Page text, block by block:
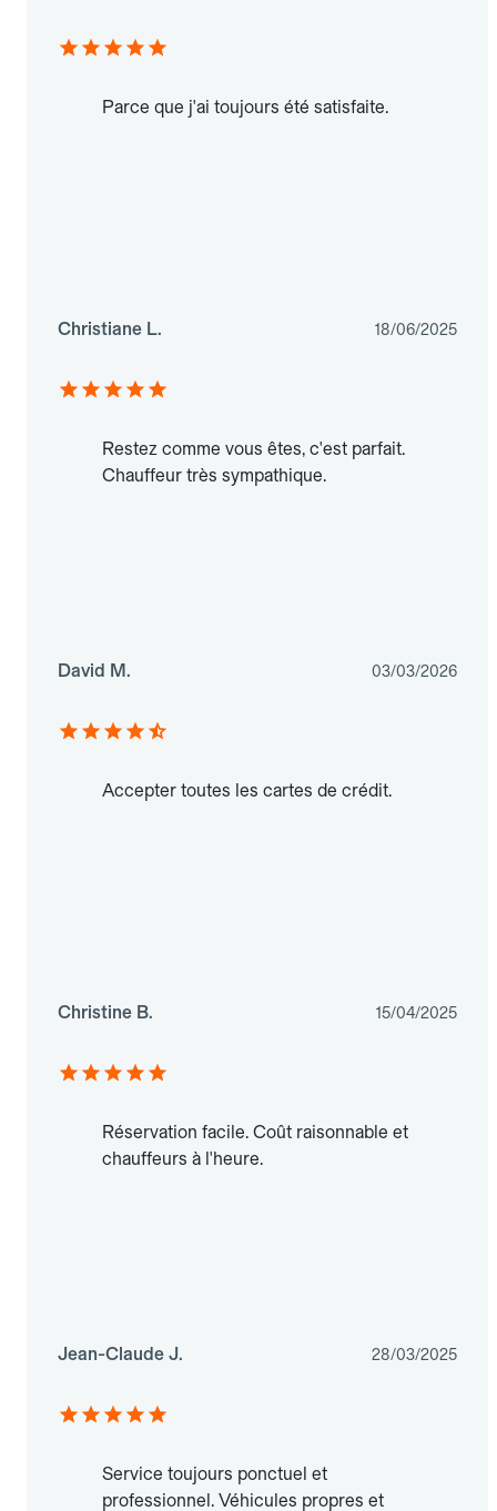
Parce que j'ai toujours été satisfaite.
Christiane L. 18/06/2025
Restez comme vous êtes, c'est parfait.
Chauffeur très sympathique.
David M. 03/03/2026
Accepter toutes les cartes de crédit.
Christine B. 15/04/2025
Réservation facile. Coût raisonnable et
chauffeurs à l'heure.
Jean-Claude J. 28/03/2025
Service toujours ponctuel et
professionnel. Véhicules propres et